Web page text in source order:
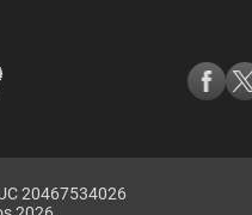
20467534026